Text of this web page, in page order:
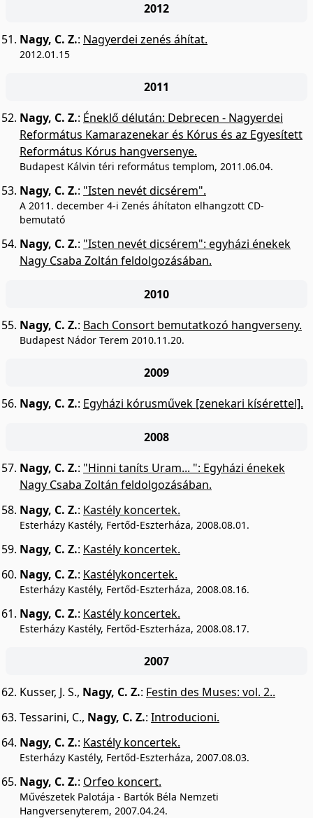
2012
Nagy, C. Z.: Nagyerdei zenés áhítat.
2012.01.15
2011
Nagy, C. Z.: Éneklő délután: Debrecen - Nagyerdei
Református Kamarazenekar és Kórus és az Egyesített
Református Kórus hangversenye.
Budapest Kálvin téri református templom, 2011.06.04.
Nagy, C. Z.: "Isten nevét dicsérem".
A 2011. december 4-i Zenés áhítaton elhangzott CD-
bemutató
Nagy, C. Z.: "Isten nevét dicsérem": egyházi énekek
Nagy Csaba Zoltán feldolgozásában.
2010
Nagy, C. Z.: Bach Consort bemutatkozó hangverseny.
Budapest Nádor Terem 2010.11.20.
2009
Nagy, C. Z.: Egyházi kórusművek [zenekari kísérettel].
2008
Nagy, C. Z.: "Hinni taníts Uram... ": Egyházi énekek
Nagy Csaba Zoltán feldolgozásában.
Nagy, C. Z.: Kastély koncertek.
Esterházy Kastély, Fertőd-Eszterháza, 2008.08.01.
Nagy, C. Z.: Kastély koncertek.
Nagy, C. Z.: Kastélykoncertek.
Esterházy Kastély, Fertőd-Eszterháza, 2008.08.16.
Nagy, C. Z.: Kastély koncertek.
Esterházy Kastély, Fertőd-Eszterháza, 2008.08.17.
2007
Kusser, J. S., Nagy, C. Z.: Festin des Muses: vol. 2..
Tessarini, C., Nagy, C. Z.: Introducioni.
Nagy, C. Z.: Kastély koncertek.
Esterházy Kastély, Fertőd-Eszterháza, 2007.08.03.
Nagy, C. Z.: Orfeo koncert.
Művészetek Palotája - Bartók Béla Nemzeti
Hangversenyterem, 2007.04.24.